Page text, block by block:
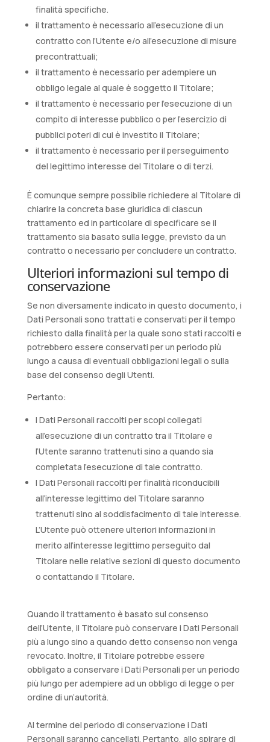
finalità specifiche.
il trattamento è necessario all'esecuzione di un
contratto con l’Utente e/o all'esecuzione di misure
precontrattuali;
il trattamento è necessario per adempiere un
obbligo legale al quale è soggetto il Titolare;
il trattamento è necessario per l'esecuzione di un
compito di interesse pubblico o per l'esercizio di
pubblici poteri di cui è investito il Titolare;
il trattamento è necessario per il perseguimento
del legittimo interesse del Titolare o di terzi.
È comunque sempre possibile richiedere al Titolare di
chiarire la concreta base giuridica di ciascun
trattamento ed in particolare di specificare se il
trattamento sia basato sulla legge, previsto da un
contratto o necessario per concludere un contratto.
Ulteriori informazioni sul tempo di
conservazione
Se non diversamente indicato in questo documento, i
Dati Personali sono trattati e conservati per il tempo
richiesto dalla finalità per la quale sono stati raccolti e
potrebbero essere conservati per un periodo più
lungo a causa di eventuali obbligazioni legali o sulla
base del consenso degli Utenti.
Pertanto:
I Dati Personali raccolti per scopi collegati
all’esecuzione di un contratto tra il Titolare e
l’Utente saranno trattenuti sino a quando sia
completata l’esecuzione di tale contratto.
I Dati Personali raccolti per finalità riconducibili
all’interesse legittimo del Titolare saranno
trattenuti sino al soddisfacimento di tale interesse.
L’Utente può ottenere ulteriori informazioni in
merito all’interesse legittimo perseguito dal
Titolare nelle relative sezioni di questo documento
o contattando il Titolare.
Quando il trattamento è basato sul consenso
dell’Utente, il Titolare può conservare i Dati Personali
più a lungo sino a quando detto consenso non venga
revocato. Inoltre, il Titolare potrebbe essere
obbligato a conservare i Dati Personali per un periodo
più lungo per adempiere ad un obbligo di legge o per
ordine di un’autorità.
Al termine del periodo di conservazione i Dati
Personali saranno cancellati. Pertanto, allo spirare di